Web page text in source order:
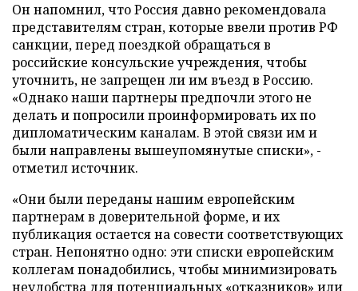
Он напомнил, что Россия давно рекомендовала
представителям стран, которые ввели против РФ
санкции, перед поездкой обращаться в
российские консульские учреждения, чтобы
уточнить, не запрещен ли им въезд в Россию.
«Однако наши партнеры предпочли этого не
делать и попросили проинформировать их по
дипломатическим каналам. В этой связи им и
были направлены вышеупомянутые списки», -
отметил источник.
«Они были переданы нашим европейским
партнерам в доверительной форме, и их
публикация остается на совести соответствующих
стран. Непонятно одно: эти списки европейским
коллегам понадобились, чтобы минимизировать
неудобства для потенциальных «отказников» или